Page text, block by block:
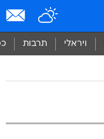
ויראלי תרבות